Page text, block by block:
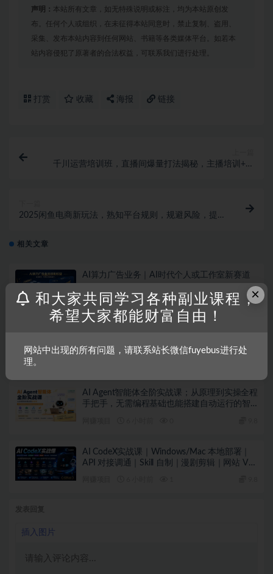
声明： 本站所有文章，如无特殊说明或标注，均为本站原创发
布。任何个人或组织，在未征得本站同意时，禁止复制、盗用、
采集、发布本站内容到任何网站、书籍等各类媒体平台。如若本
站内容侵犯了原著者的合法权益，可联系我们进行处理。
打赏 收藏 海报 链接
千川运营培训班，直播间爆量打法揭秘，主播培训+过
2025闲鱼电商新玩法，熟知平台规则，规避风险，提升
相关文章
AI算力广告业务｜AI时代个人或工作室新赛道
网赚项目 6 小时前 0 9.8
剧到动画制作，零基础也能掌握爆款内容创作
与变现全流程
AI Agent智能体全阶实战课；从原理到实操全程
手把手，无需编程基础也能搭建自动运行的智
AI CodeX实战课｜Windows/Mac 本地部署｜
API 对接调通｜Skill 自制｜漫剧剪辑｜网站 VR
插入图片
×
和大家共同学习各种副业课程，
希望大家都能财富自由！
网站中出现的所有问题，请联系站长微信fuyebus进行处
理。